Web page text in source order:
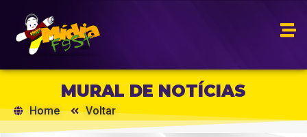
MURAL DE NOTÍCIAS
Home Voltar